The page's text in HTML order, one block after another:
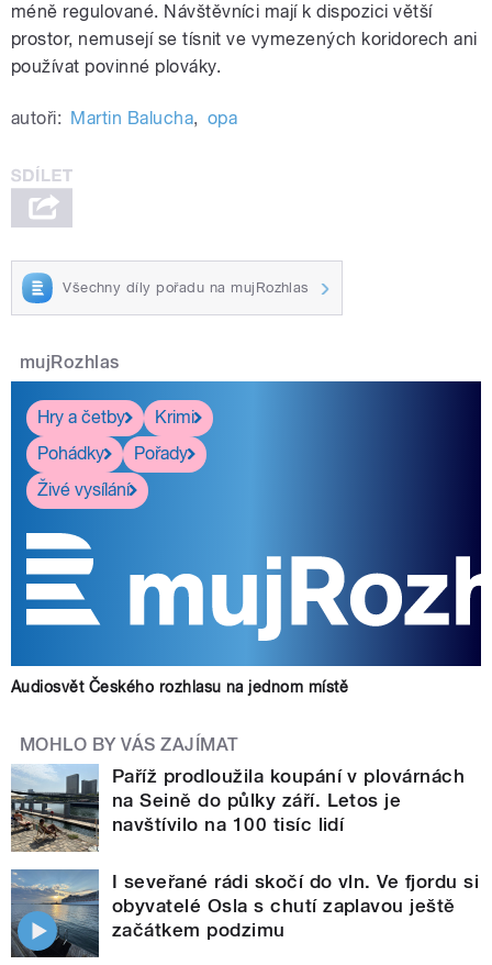
méně regulované. Návštěvníci mají k dispozici větší
prostor, nemusejí se tísnit ve vymezených koridorech ani
používat povinné plováky.
autoři: Martin Balucha, opa
Všechny díly pořadu na mujRozhlas
mujRozhlas
Hry a četby
Krimi
Pohádky
Pořady
Živé vysílání
Audiosvět Českého rozhlasu na jednom místě
MOHLO BY VÁS ZAJÍMAT
Paříž prodloužila koupání v plovárnách
na Seině do půlky září. Letos je
navštívilo na 100 tisíc lidí
I seveřané rádi skočí do vln. Ve fjordu si
obyvatelé Osla s chutí zaplavou ještě
začátkem podzimu